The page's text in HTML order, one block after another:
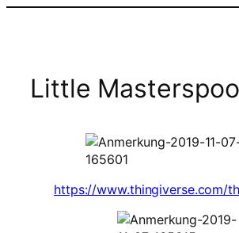
Little
https://www.thingiverse.com/